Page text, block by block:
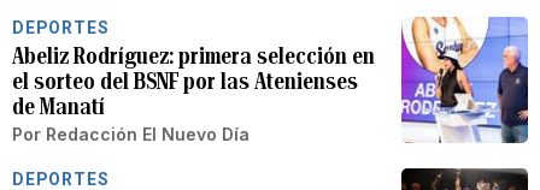
DEPORTES
Abeliz Rodríguez: primera selección en
el sorteo del BSNF por las Atenienses
de Manatí
Por Redacción El Nuevo Día
DEPORTES